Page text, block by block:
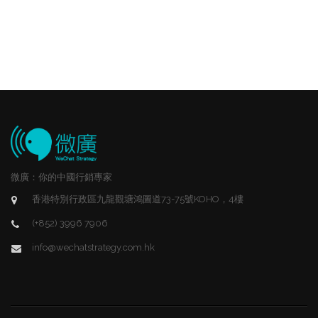
微廣：你的中國行銷專家
香港特別行政區九龍觀塘鴻圖道73-75號KOHO，4樓
(+852) 3996 7906
info@wechatstrategy.com.hk